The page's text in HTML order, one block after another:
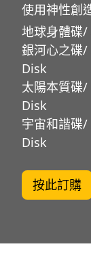
使用神性創
地球身體碟
銀河心之碟
Disk
太陽本質碟
Disk
宇宙和諧碟
Disk
按此訂購